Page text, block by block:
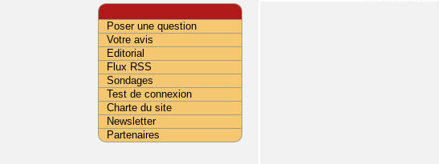
Poser une question
Votre avis
Editorial
Flux RSS
Sondages
Test de connexion
Charte du site
Newsletter
Partenaires